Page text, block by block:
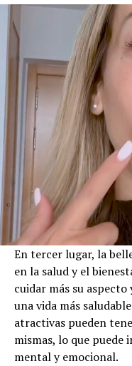
En tercer lugar, la
en la salud y el
cuidar más su
una vida más
atractivas pueden
mismas, lo que
mental y emocional.